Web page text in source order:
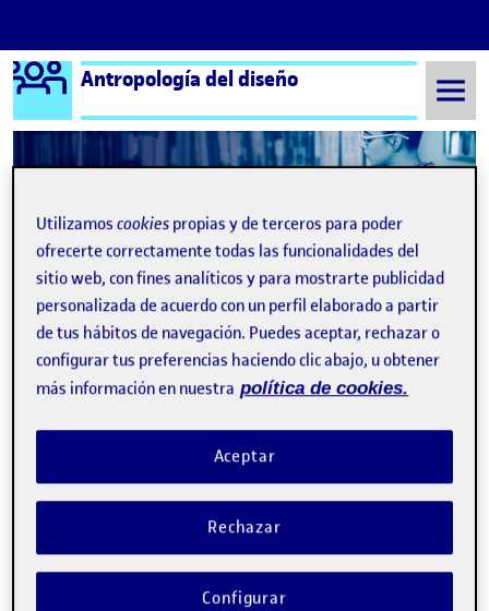
Saltar al contenido
Logo Ágora
Antropología del diseño
Semestre 20221 - Aula 1 PEC 4 -Compartir el diseño – Presentación
Navegación de entradas
Anterior: PEC 4 – Compartir el diseño Siguiente
Publicado porPEC 4 -Compartir el diseño –
Publicado por
Sergio Herraez Navarro
Visibilidad:
Pública Fecha de publicación
19 Ene 2023 1 comentarioen PEC 4 -Compartir el diseño –
Hola compañeros, aquí os dejo la presentación que he
realizado para exponer a la Asociación de Jovenes
Agricultores de Caudete de las Fuentes. He decidido hacerlo
en formato presentación porque están acostumbrados a
realizar ponencias y exposiciones mediante powerpoint y
creo que es una forma muy efectiva de comunicar mi
Utilizamoscookies propias y de terceros para poder
ofrecerte correctamente todas las funcionalidades del
sitio web, con fines analíticos y para mostrarte publicidad
personalizada de acuerdo con un perfil elaborado a partir
de tus hábitos de navegación. Puedes aceptar, rechazar o
configurar tus preferencias haciendo clic abajo, u obtener
más información en nuestra política de cookies.
Rechazar
Aceptar
Configurar